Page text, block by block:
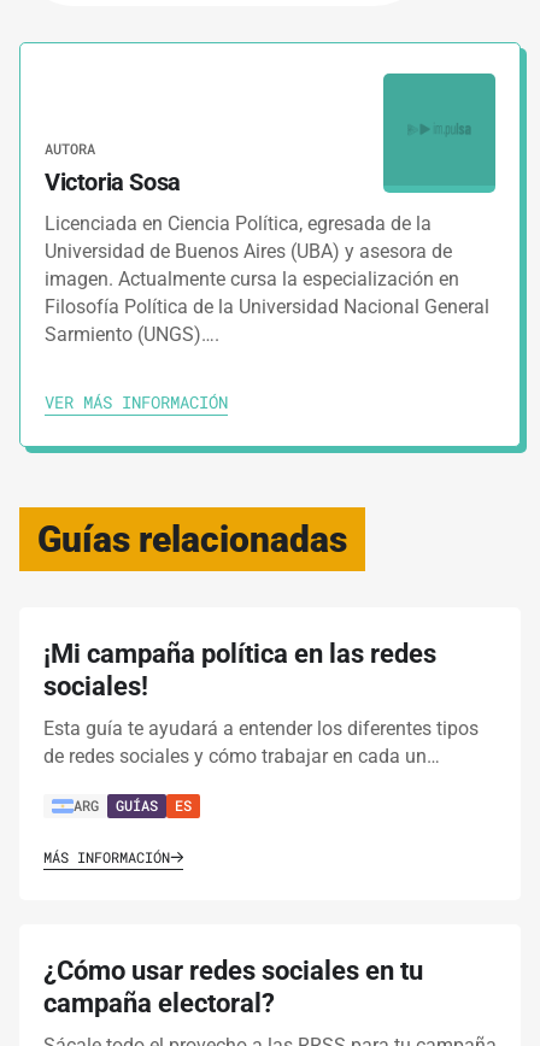
AUTORA
Victoria Sosa
Licenciada en Ciencia Política, egresada de la
Universidad de Buenos Aires (UBA) y asesora de
imagen. Actualmente cursa la especialización en
Filosofía Política de la Universidad Nacional General
Sarmiento (UNGS)….
VER MÁS INFORMACIÓN
Guías relacionadas
¡Mi campaña política en las redes
sociales!
Esta guía te ayudará a entender los diferentes tipos
de redes sociales y cómo trabajar en cada un…
ARG GUÍAS ES
MÁS INFORMACIÓN
¿Cómo usar redes sociales en tu
campaña electoral?